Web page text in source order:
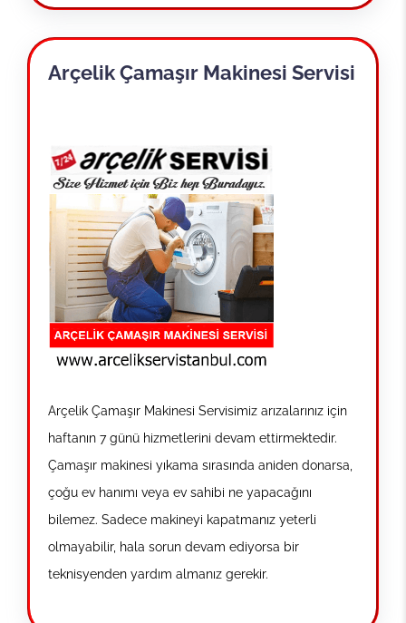
Arçelik Çamaşır Makinesi Servisi
Arçelik Çamaşır Makinesi Servisimiz arızalarınız için
haftanın 7 günü hizmetlerini devam ettirmektedir.
Çamaşır makinesi yıkama sırasında aniden donarsa,
çoğu ev hanımı veya ev sahibi ne yapacağını
bilemez. Sadece makineyi kapatmanız yeterli
olmayabilir, hala sorun devam ediyorsa bir
teknisyenden yardım almanız gerekir.